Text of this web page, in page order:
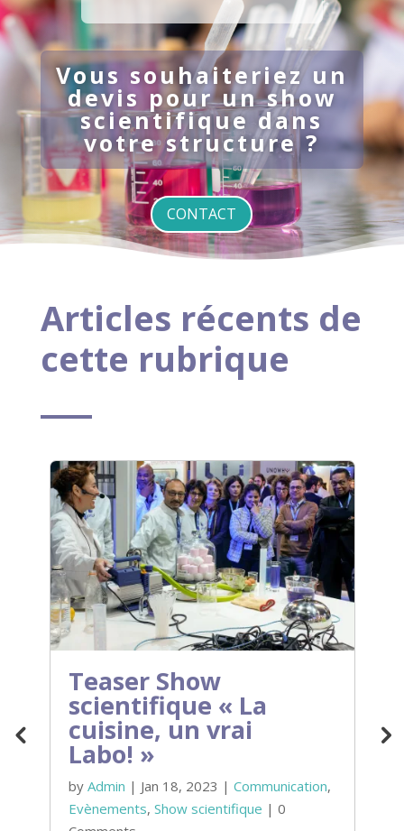
Vous souhaiteriez un
devis pour un show
scientifique dans
votre structure ?
CONTACT
Articles récents de
cette rubrique
Teaser Show
scientifique « La
cuisine, un vrai
Labo! »
by Admin | Jan 18, 2023 | Communication,
Evènements, Show scientifique | 0